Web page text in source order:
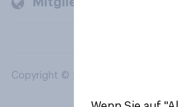
Copyright © 2026 YouGov PLC.